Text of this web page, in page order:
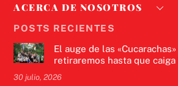
ACERCA DE NOSOTROS
POSTS RECIENTES
El auge de las
retiraremos hasta que caiga
30 julio, 2026